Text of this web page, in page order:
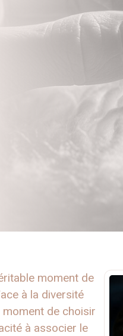
moment de
à la diversité
moment de choisir
à associer le